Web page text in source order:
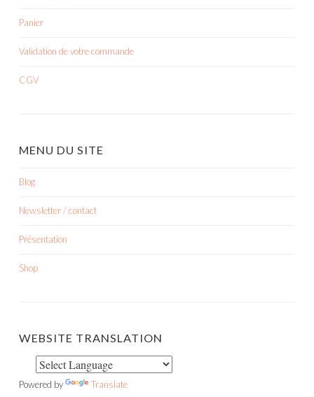
Panier
Validation de votre commande
CGV
MENU DU SITE
Blog
Newsletter / contact
Présentation
Shop
WEBSITE TRANSLATION
Powered by Translate